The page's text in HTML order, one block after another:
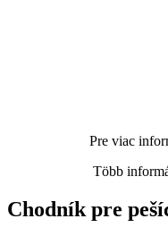
Pre viac
Több
Chodník pre